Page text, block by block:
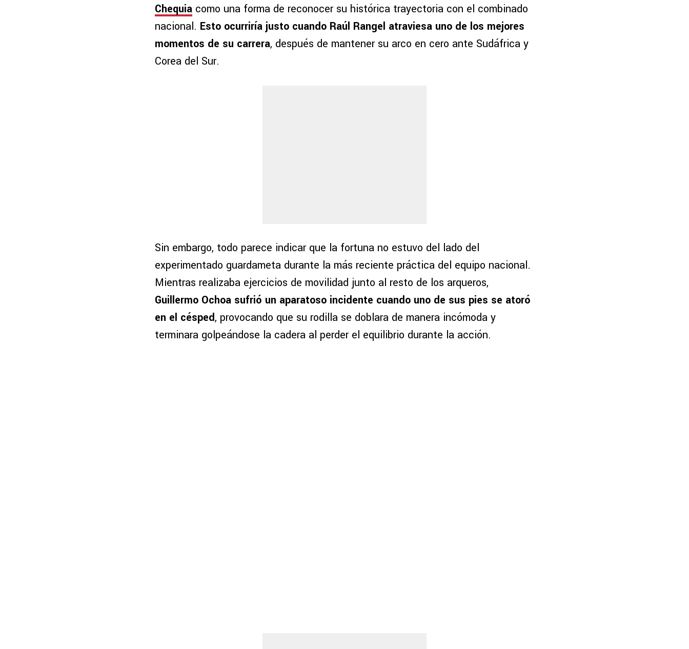
Chequia como una forma de reconocer su histórica trayectoria con el combinado
nacional. Esto ocurriría justo cuando Raúl Rangel atraviesa uno de los mejores
momentos de su carrera, después de mantener su arco en cero ante Sudáfrica y
Corea del Sur.
Sin embargo, todo parece indicar que la fortuna no estuvo del lado del
experimentado guardameta durante la más reciente práctica del equipo nacional.
Mientras realizaba ejercicios de movilidad junto al resto de los arqueros,
Guillermo Ochoa sufrió un aparatoso incidente cuando uno de sus pies se atoró
en el césped, provocando que su rodilla se doblara de manera incómoda y
terminara golpeándose la cadera al perder el equilibrio durante la acción.